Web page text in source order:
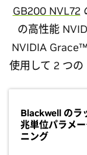
GB200 NVL72
の高性能
NVIDIA
使用して 2 つの
Blackwell のラ
兆単位パラメ
ニング